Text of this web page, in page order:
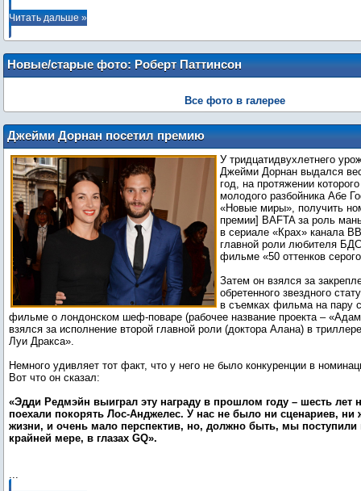
Читать дальше »
Новые/старые фото: Роберт Паттинсон
с друзьями в ЛА
Все фото в галерее
Джейми Дорнан посетил премию
журнала GQ "Человек года"
У тридцатидвухлетнего
Джейми Дорнан выдался
год, на протяжении
молодого разбойника Абе
«Новые миры», получить
премии] BAFTA за роль
в сериале «Крах» канала
главной роли любителя
фильме «50 оттенков
Затем он взялся за
обретенного звездного
в съемках фильма на пару
фильме о лондонском шеф-поваре (рабочее название проекта –
взялся за исполнение второй главной роли (доктора Алана) в
Луи Дракса».
Немного удивляет тот факт, что у него не было конкуренции в
Вот что он сказал:
«Эдди Редмэйн выиграл эту награду в прошлом году – шесть лет
поехали покорять Лос-Анджелес. У нас не было ни сценариев,
жизни, и очень мало перспектив, но, должно быть, мы
крайней мере, в глазах GQ».
...